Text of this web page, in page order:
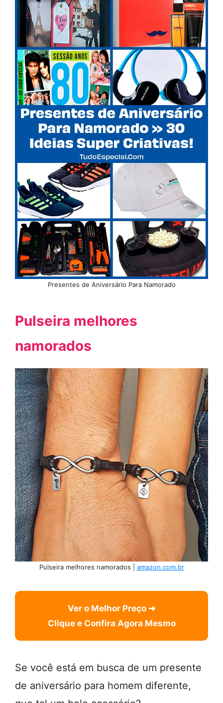
Presentes de Aniversário Para Namorado
Pulseira melhores
namorados
Pulseira melhores namorados | amazon.com.br
Ver o Melhor Preço ➜
Clique e Confira Agora Mesmo
Se você está em busca de um presente
de aniversário para homem diferente,